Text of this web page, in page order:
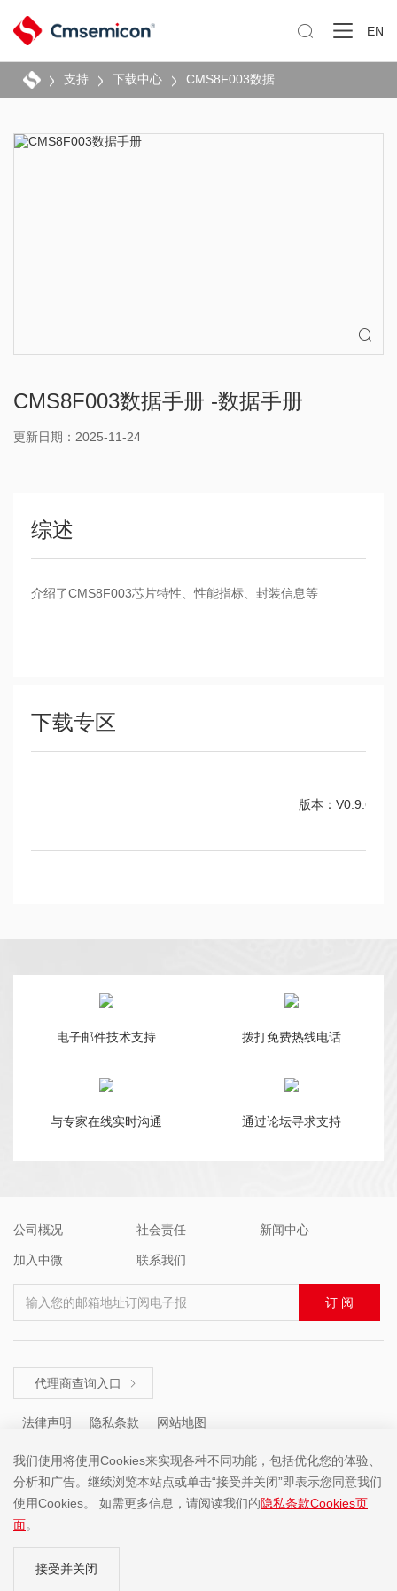
 EN
支持 下载中心

CMS8F003数据手册 -数据手册
更新日期：2025-11-24
综述
介绍了CMS8F003芯片特性、性能指标、封装信息等
下载专区
版本：V0.9.6
电子邮件技术支持 拨打免费热线电话
与专家在线实时沟通 通过论坛寻求支持
公司概况 社会责任 新闻中心
加入中微 联系我们
输入您的邮箱地址订阅电子报 订 阅
代理商查询入口 
法律声明 隐私条款 网站地图
咨询热线 ： +86 (755) 8671 5143
我们使用将使用Cookies来实现各种不同功能，包括优化您的体验、
分析和广告。继续浏览本站点或单击“接受并关闭”即表示您同意我们
使用Cookies。 如需更多信息，请阅读我们的隐私条款Cookies页
面。
接受并关闭